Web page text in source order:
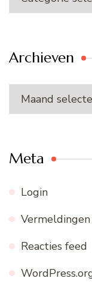
Archieven
Archieven
Meta
Login
Reacties feed